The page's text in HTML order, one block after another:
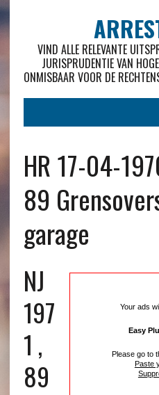
VIND ALLE RELEVANTE
JURISPRUDENTIE VAN
ONMISBAAR VOOR DE
HR 17-04-
89
garage
Your ads
Easy
Please go to
Paste
NJ
197
1 ,
89